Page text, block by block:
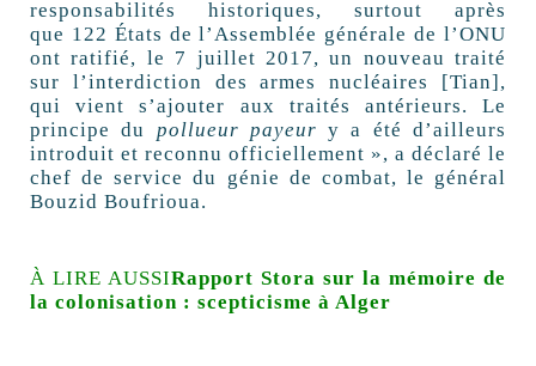
responsabilités historiques, surtout après
que 122 États de l’Assemblée générale de l’ONU
ont ratifié, le 7 juillet 2017, un nouveau traité
sur l’interdiction des armes nucléaires [Tian],
qui vient s’ajouter aux traités antérieurs. Le
principe du pollueur payeur y a été d’ailleurs
introduit et reconnu officiellement », a déclaré le
chef de service du génie de combat, le général
Bouzid Boufrioua.
À LIRE AUSSIRapport Stora sur la mémoire de
la colonisation : scepticisme à Alger